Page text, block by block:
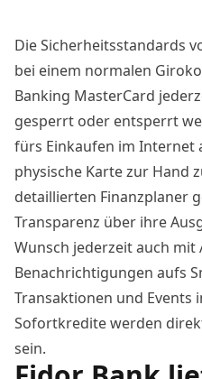
Die Sicherheitsstandards
bei einem normalen
Banking MasterCard
gesperrt oder entsperrt
fürs Einkaufen im Internet
physische Karte zur Hand
detaillierten Finanzplaner
Transparenz über ihre
Wunsch jederzeit auch mit
Benachrichtigungen aufs
Transaktionen und Events
Sofortkredite werden
sein.